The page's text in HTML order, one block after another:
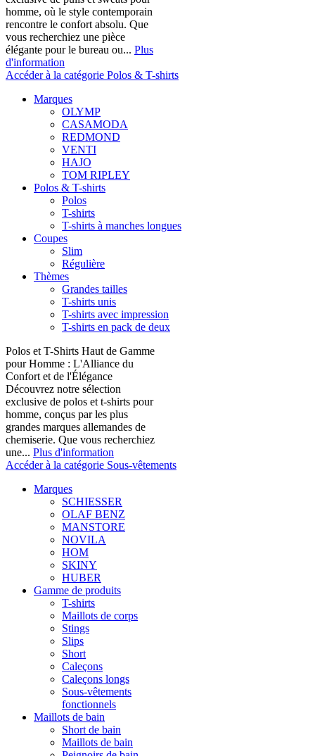
homme, où le style contemporain
rencontre le confort absolu. Que
vous recherchiez une pièce
élégante pour le bureau ou... Plus
d'information
Accéder à la catégorie Polos & T-shirts
Marques
OLYMP
CASAMODA
REDMOND
VENTI
HAJO
TOM RIPLEY
Polos & T-shirts
Polos
T-shirts
T-shirts à manches longues
Coupes
Slim
Régulière
Thèmes
Grandes tailles
T-shirts unis
T-shirts avec impression
T-shirts en pack de deux
Polos et T-Shirts Haut de Gamme
pour Homme : L'Alliance du
Confort et de l'Élégance
Découvrez notre sélection
exclusive de polos et t-shirts pour
homme, conçus par les plus
grandes marques allemandes de
chemiserie. Que vous recherchiez
une... Plus d'information
Accéder à la catégorie Sous-vêtements
Marques
SCHIESSER
OLAF BENZ
MANSTORE
NOVILA
HOM
SKINY
HUBER
Gamme de produits
T-shirts
Maillots de corps
Stings
Slips
Short
Caleçons
Caleçons longs
Sous-vêtements
fonctionnels
Maillots de bain
Short de bain
Maillots de bain